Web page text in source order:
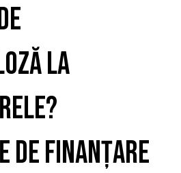
la
de finanțare